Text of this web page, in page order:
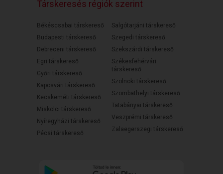
Társkeresés régiók szerint
Békéscsabai társkereső
Budapesti társkereső
Debreceni társkereső
Egri társkereső
Győri társkereső
Kaposvári társkereső
Kecskeméti társkereső
Miskolci társkereső
Nyíregyházi társkereső
Pécsi társkereső
Salgótarjáni társkereső
Szegedi társkereső
Szekszárdi társkereső
Székesfehérvári
társkereső
Szolnoki társkereső
Szombathelyi társkereső
Tatabányai társkereső
Veszprémi társkereső
Zalaegerszegi társkereső